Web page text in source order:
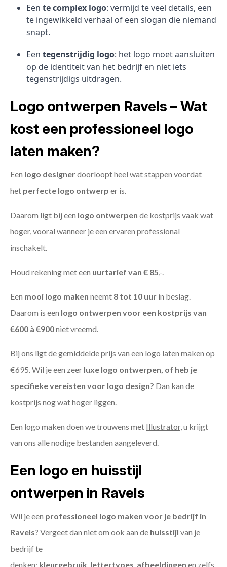
Een te complex logo: vermijd te veel details, een
te ingewikkeld verhaal of een slogan die niemand
snapt.
Een tegenstrijdig logo: het logo moet aansluiten
op de identiteit van het bedrijf en niet iets
tegenstrijdigs uitdragen.
Logo ontwerpen Ravels – Wat
kost een professioneel logo
laten maken?
Een logo designerdoorloopt heel wat stappen voordat
het perfecte logo ontwerp er is.
Daarom ligt bij een logo ontwerpen de kostprijs vaak wat
hoger, vooral wanneer je een ervaren professional
inschakelt.
Houd rekening met een uurtarief van € 85,-.
Een mooi logo maken neemt 8 tot 10 uur in beslag.
Daarom is een logo ontwerpen voor een kostprijs van
€600 à €900niet vreemd.
Bij ons ligt de gemiddelde prijs van een logo laten maken op
€695. Wil je een zeer luxe logo ontwerpen, of heb je
specifieke vereisten voor logo design? Dan kan de
kostprijs nog wat hoger liggen.
Een logo maken doen we trouwens met Illustrator, u krijgt
van ons alle nodige bestanden aangeleverd.
Een logo en huisstijl
ontwerpen in Ravels
Wil je een professioneel logo maken voor je bedrijf in
Ravels? Vergeet dan niet om ook aan de huisstijl van je
bedrijf te
denken: kleurgebruik lettertypes afbeeldingen en zelfs